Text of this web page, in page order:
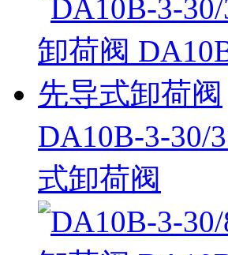
DA10B-3-30/
式卸荷阀